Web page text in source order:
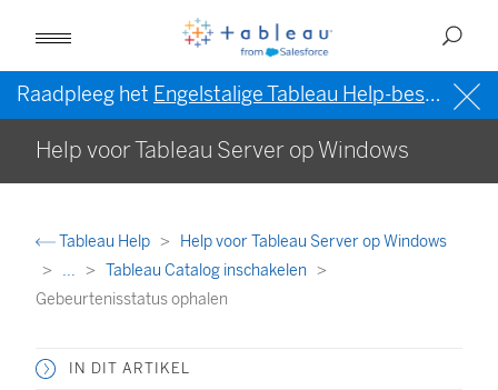
Raadpleeg het Engelstalige Tableau Help-bestand (VS)
Help voor Tableau Server op Windows
Tableau Help
Help voor Tableau Server op Windows
...
Tableau Catalog inschakelen
Gebeurtenisstatus ophalen
IN DIT ARTIKEL